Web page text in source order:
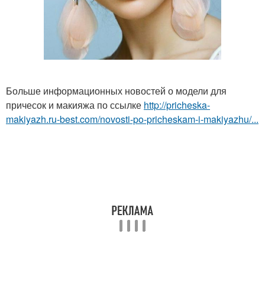
Больше информационных новостей о модели для
причесок и макияжа по ссылке http://pricheska-
makiyazh.ru-best.com/novosti-po-pricheskam-i-makiyazhu/...